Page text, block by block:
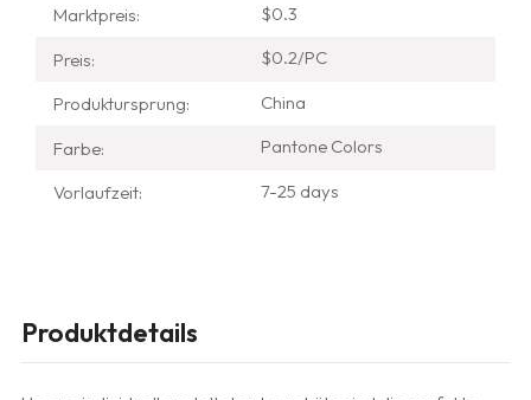
Marktpreis: $0.3
Preis: $0.2/PC
Produktursprung: China
Farbe: Pantone Colors
Vorlaufzeit: 7-25 days
Produktdetails